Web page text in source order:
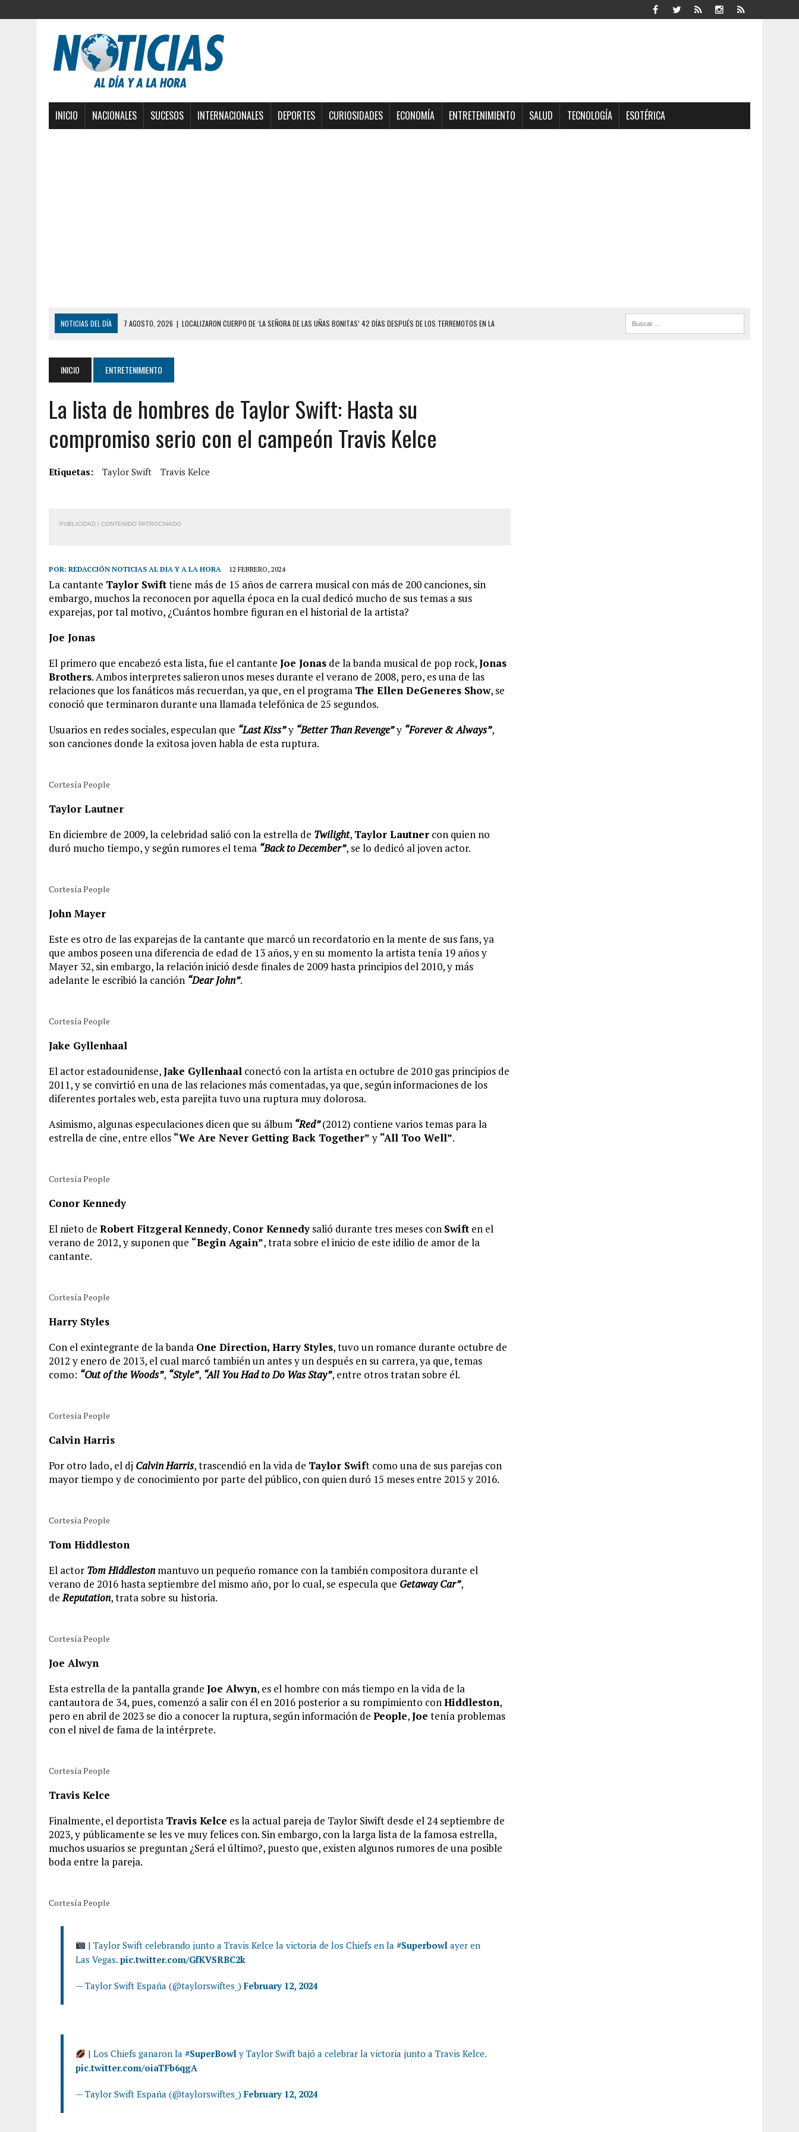
INICIO NACIONALES SUCESOS INTERNACIONALES DEPORTES CURIOSIDADES ECONOMÍA ENTRETENIMIENTO SALUD TECNOLOGÍA ESOTÉRICA
NOTICIAS DEL DÍA 6 AGOSTO, 2026 | MISTERIOSA MUERTE DE MODELO EN MONAGAS: HALLARON EL CUERPO DENTRO DE SU CASA
5 AGOSTO, 2026 | PRESUNTO BROTE PSICÓTICO POR FALTA DE TRATAMIENTO DESENCADENÓ TRAGEDIA FAMILIAR
9 AGOSTO, 2026
FALLECIÓ FUNCIONARIO DE LA PNB DURANTE ENFRENTAMIENTO EN EL VALLE: HAY CUATRO PRESUNTOS DELINCUENTES ABATIDOS
8 AGOSTO, 2026
| BOMBEROS DE CARACAS COMBATIERON INCENDIO DE GRAN MAGNITUD EN ZONA INDUSTRIAL DE EL LLANITO
7 AGOSTO, 2026
FUGA DE GAS GENERÓ EXPLOSIÓN EN LOCAL COMERCIAL DE CHACAO
7 AGOSTO, 2026
|
INICIO ENTRETENIMIENTO
La lista de hombres de Taylor Swift: Hasta su
compromiso serio con el campeón Travis Kelce
Etiquetas: Taylor Swift Travis Kelce
PUBLICIDAD / CONTENIDO PATROCINADO
POR: REDACCIÓN NOTICIAS AL DIA Y A LA HORA 12 FEBRERO, 2024
La cantante Taylor Swifttiene más de 15 años de carrera musical con más de 200 canciones, sin
embargo, muchos la reconocen por aquella época en la cual dedicó mucho de sus temas a sus
exparejas, por tal motivo, ¿Cuántos hombre figuran en el historial de la artista?
Joe Jonas
El primero que encabezó esta lista, fue el cantante Joe Jonas de la banda musical de pop rock,Jonas
Brothers. Ambos interpretes salieron unos meses durante el verano de 2008, pero, es una de las
relaciones que los fanáticos más recuerdan, ya que, en el programa The Ellen DeGeneres Show, se
conoció que terminaron durante una llamada telefónica de 25 segundos.
Usuarios en redes sociales, especulan que “Last Kiss”y “Better Than Revenge”y “Forever & Always”,
son canciones donde la exitosa joven habla de esta ruptura.
Cortesía People
Taylor Lautner
En diciembre de 2009, la celebridad salió con la estrella de Twilight, Taylor Lautner con quien no
duró mucho tiempo, y según rumores el tema “Back to December”, se lo dedicó al joven actor.
Cortesía People
John Mayer
Este es otro de las exparejas de la cantante que marcó un recordatorio en la mente de sus fans, ya
que ambos poseen una diferencia de edad de 13 años, y en su momento la artista tenía 19 años y
Mayer 32, sin embargo, la relación inició desde finales de 2009 hasta principios del 2010, y más
adelante le escribió la canción “Dear John”.
Cortesía People
Jake Gyllenhaal
El actor estadounidense,Jake Gyllenhaal conectó con la artista en octubre de 2010 gas principios de
2011, y se convirtió en una de las relaciones más comentadas, ya que, según informaciones de los
diferentes portales web, esta parejita tuvo una ruptura muy dolorosa.
Asimismo, algunas especulaciones dicen que su álbum “Red”(2012) contiene varios temas para la
estrella de cine, entre ellos “We Are Never Getting Back Together”y “All Too Well”.
Cortesía People
Conor Kennedy
El nieto de Robert FitzgeralKennedy, Conor Kennedysalió durante tres meses con Swift en el
verano de 2012, y suponen que “Begin Again”, trata sobre el inicio de este idilio de amor de la
cantante.
Cortesía People
Harry Styles
Con el exintegrante de la banda One Direction, Harry Styles, tuvo un romance durante octubre de
2012 y enero de 2013, el cual marcó también un antes y un después en su carrera, ya que, temas
como: “Out of the Woods”, “Style”, “All You Had to Do Was Stay”, entre otros tratan sobre él.
Cortesía People
Calvin Harris
Por otro lado, el dj Calvin Harris, trascendió en la vida de Taylor Swift como una de sus parejas con
mayor tiempo y de conocimiento por parte del público, con quien duró 15 meses entre 2015 y 2016.
Cortesía People
Tom Hiddleston
El actor Tom Hiddleston mantuvo un pequeño romance con la también compositora durante el
verano de 2016 hasta septiembre del mismo año, por lo cual, se especula que Getaway Car”,
deReputation, trata sobre su historia.
Cortesía People
Joe Alwyn
Esta estrella de la pantalla grande Joe Alwyn, es el hombre con más tiempo en la vida de la
cantautora de 34, pues, comenzó a salir con él en 2016 posterior a su rompimiento conHiddleston,
pero en abril de 2023 se dio a conocer la ruptura, según información de People,Joe tenía problemas
con el nivel de fama de la intérprete.
Cortesía People
Travis Kelce
Finalmente, el deportista Travis Kelce es la actual pareja de Taylor Siwift desde el 24 septiembre de
2023, y públicamente se les ve muy felices con. Sin embargo, con la larga lista de la famosa estrella,
muchos usuarios se preguntan ¿Será el último?, puesto que, existen algunos rumores de una posible
boda entre la pareja.
Cortesía People
| Taylor Swift celebrando junto a Travis Kelce la victoria de los Chiefs en la#Superbowl ayer en
Las Vegas. pic.twitter.com/GfKVSRBC2k
— Taylor Swift España (@taylorswiftes_) February 12, 2024
| Los Chiefs ganaron la#SuperBowl y Taylor Swift bajó a celebrar la victoria junto a Travis Kelce.
pic.twitter.com/oiaTFb6qgA
— Taylor Swift España (@taylorswiftes_) February 12, 2024